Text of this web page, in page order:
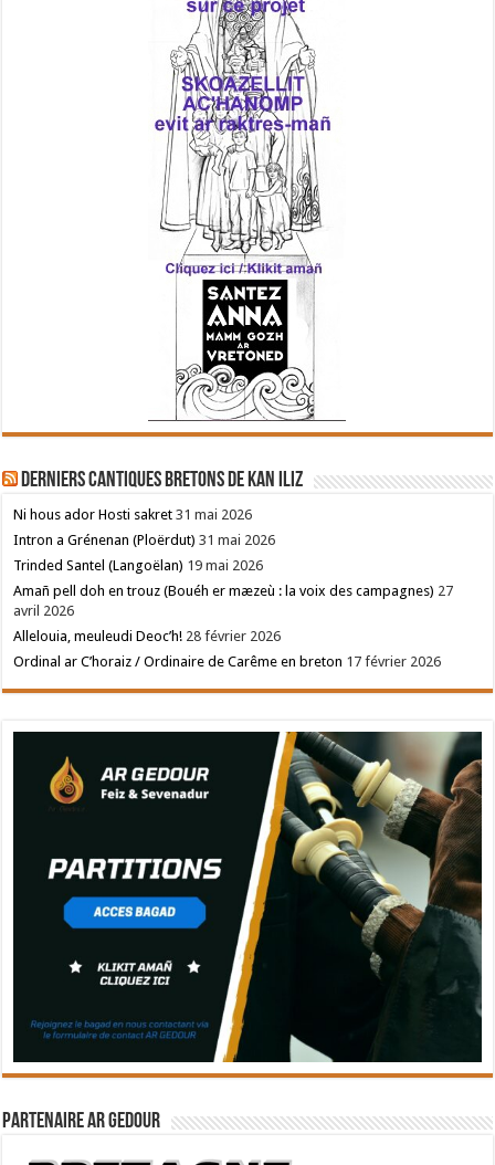
Derniers cantiques bretons de Kan Iliz
Ni hous ador Hosti sakret 31 mai 2026
Intron a Grénenan (Ploërdut) 31 mai 2026
Trinded Santel (Langoëlan) 19 mai 2026
Amañ pell doh en trouz (Bouéh er mæzeù : la voix des campagnes) 27
avril 2026
Allelouia, meuleudi Deoc’h! 28 février 2026
Ordinal ar C’horaiz / Ordinaire de Carême en breton 17 février 2026
Partenaire Ar Gedour